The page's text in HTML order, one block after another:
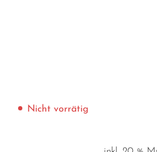
Nicht vorrätig